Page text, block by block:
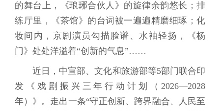
的舞台上，《琅琊合伙人》的旋律余韵悠长；排
练厅里，《茶馆》的台词被一遍遍精磨细琢；化
妆间内，京剧演员勾描脸谱、水袖轻扬，《杨
门》处处洋溢着“创新的气息”……
近日，中宣部、文化和旅游部等5部门联合印
发《戏剧振兴三年行动计划（2026—2028
年）》。走出一条“守正创新、跨界融合、人民至